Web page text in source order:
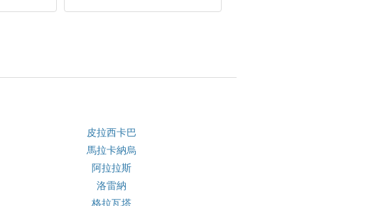
皮拉西卡巴
馬拉卡納烏
阿拉拉斯
洛雷納
格拉瓦塔